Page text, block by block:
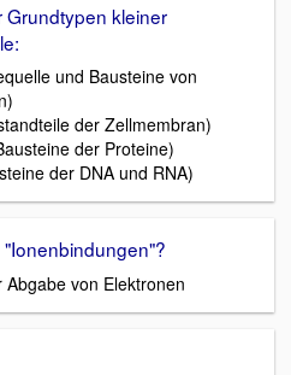
Grundtypen kleiner
und Bausteine von
der Zellmembran)
der Proteine)
der DNA und RNA)
von Elektronen